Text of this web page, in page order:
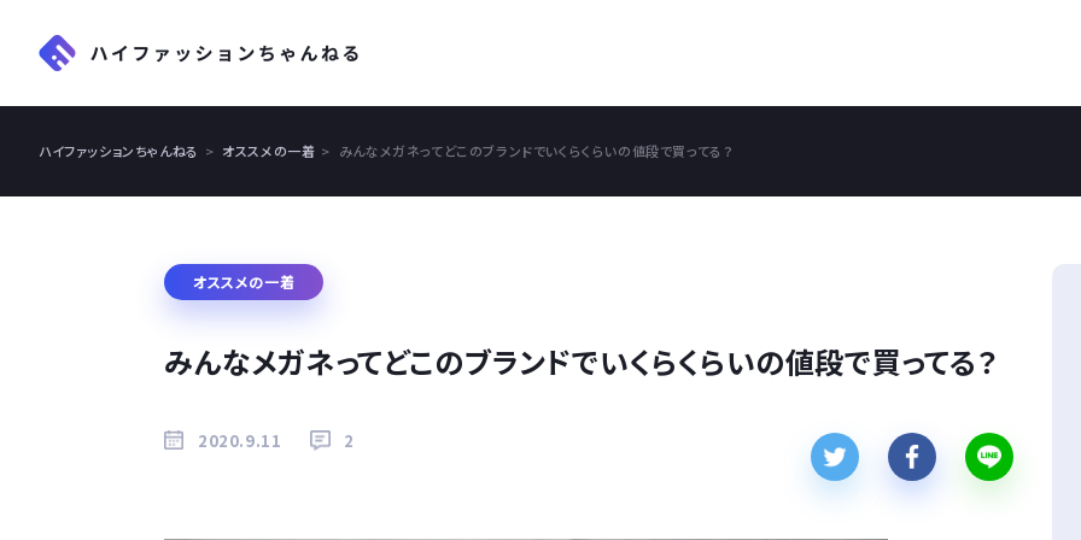
ハイファッションちゃんねる オススメの一着 みんなメガネってどこのブランドでいくらくらいの値段で買ってる？
オススメの一着
みんなメガネってどこのブランドでいくらくらいの値段で買ってる？
2020.9.11 2